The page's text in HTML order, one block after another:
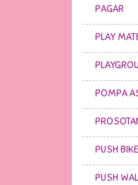
PAGAR
PLAY
POMPA
PUSH
PUSH